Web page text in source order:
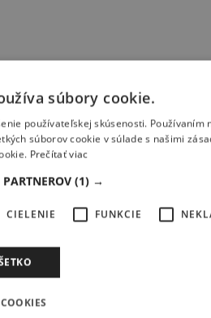
iba za 29,90 € !
súbory cookie.
používateľskej skúsenosti. Používaním
súborov cookie v súlade s našimi
Prečítať viac
(1) →
CIELENIE FUNKCIE